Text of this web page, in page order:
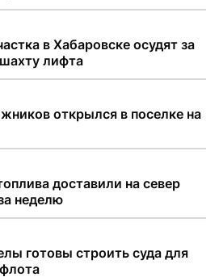
в Хабаровске осудят за
лифта
открылся в поселке на
доставили на север
неделю
готовы строить суда для